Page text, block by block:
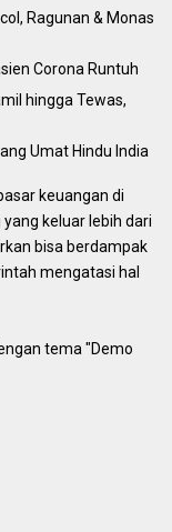
Ragunan & Monas
Corona Runtuh
hingga Tewas,
Umat Hindu India
keuangan di
keluar lebih dari
bisa berdampak
mengatasi hal
tema "Demo